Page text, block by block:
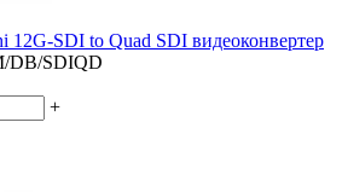
12G-SDI to Quad SDI видеоконвертер
DB/SDIQD
+